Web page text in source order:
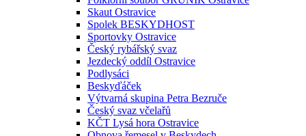
Skaut Ostravice
Spolek BESKYDHOST
Sportovky Ostravice
Český rybářský svaz
Jezdecký oddíl Ostravice
Podlysáci
Beskyďáček
Výtvarná skupina Petra Bezruče
Český svaz včelařů
KČT Lysá hora Ostravice